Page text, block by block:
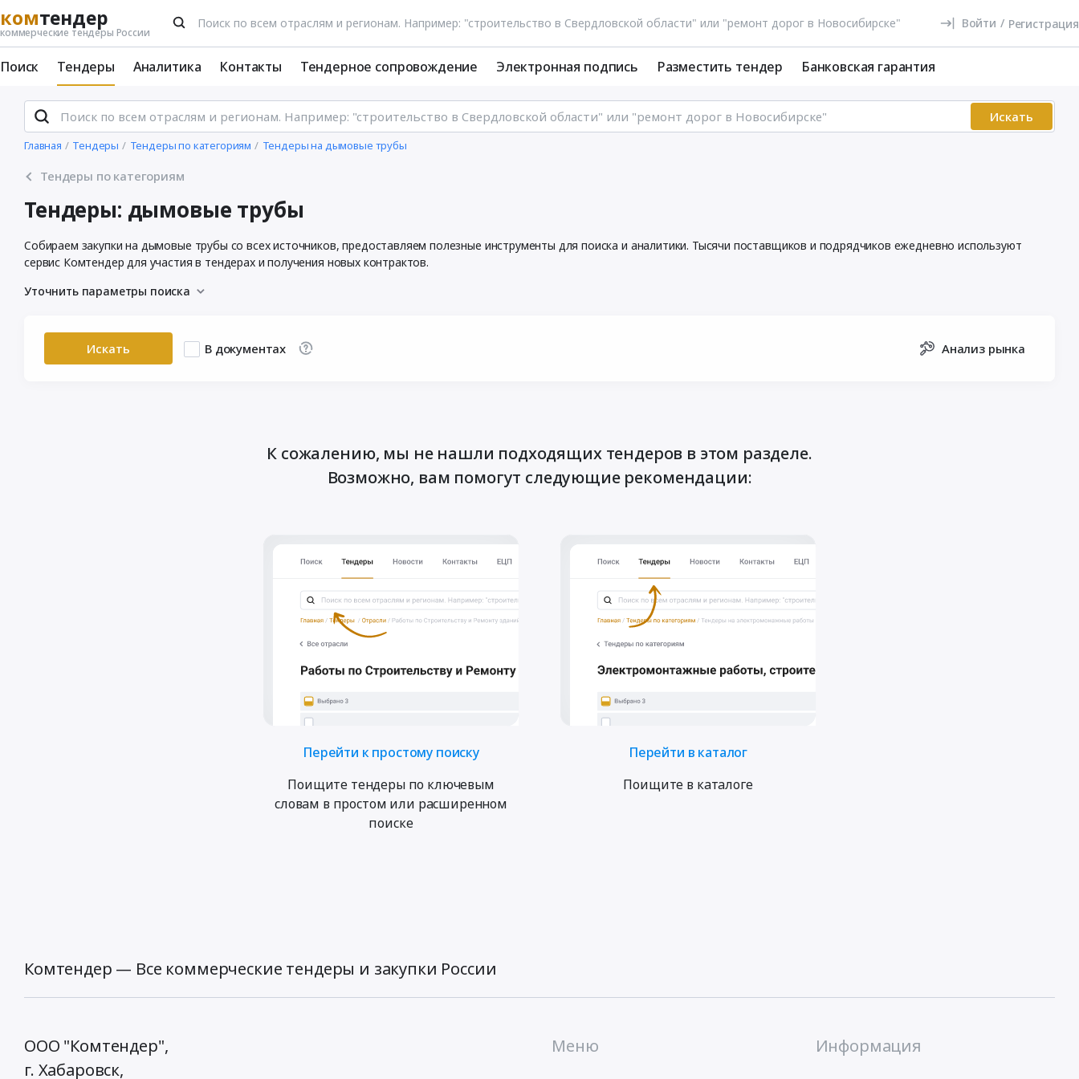
комтендер
коммерческие тендеры России
Войти / Регистрация
Поиск Тендеры Аналитика Контакты Тендерное сопровождение Электронная подпись Разместить тендер Банковская гарантия
Искать
Главная Тендеры Тендеры по категориям Тендеры на дымовые трубы
Тендеры по категориям
Тендеры: дымовые трубы
Собираем закупки на дымовые трубы со всех источников, предоставляем полезные инструменты для поиска и аналитики. Тысячи поставщиков и подрядчиков ежедневно используют
сервис Комтендер для участия в тендерах и получения новых контрактов.
Уточнить параметры поиска
Искать В документах Анализ рынка
К сожалению, мы не нашли подходящих тендеров в этом разделе.
Возможно, вам помогут следующие рекомендации:
Перейти к простому поиску
Поищите тендеры по ключевым
словам в простом или расширенном
поиске
Перейти в каталог
Поищите в каталоге
Комтендер — Все коммерческие тендеры и закупки России
ООО "Комтендер",
г. Хабаровск,
Меню Информация